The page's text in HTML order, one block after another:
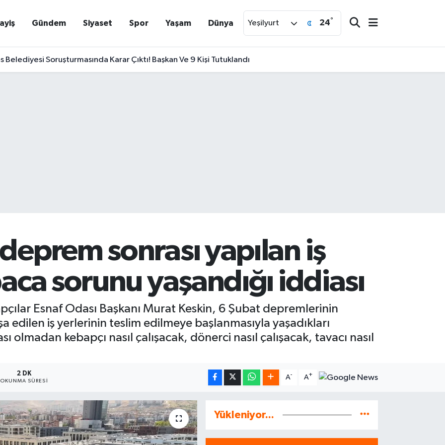
Gündem Siyaset Spor Yaşam Dünya Yeşilyurt 24°
Soruşturmasında Karar Çıktı! Başkan Ve 9 Kişi Tutuklandı
sonrası yapılan iş
sorunu yaşandığı iddiası
Esnaf Odası Başkanı Murat Keskin, 6 Şubat depremlerinin
edilen iş yerlerinin teslim edilmeye başlanmasıyla yaşadıkları
olmadan kebapçı nasıl çalışacak, dönerci nasıl çalışacak, tavacı nasıl
2 DK
OKUNMA SÜRESI
A- A+
Yükleniyor...